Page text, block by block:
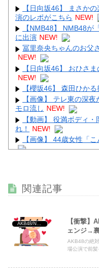
Powered by livedoor 相
【日向坂46】 まさか
演のレポがこちら NEW!
【NMB48】 NMB48が
に出演 NEW!
冨里奈央ちゃんのお父
NEW!
【日向坂46】 おひさ
NEW!
【櫻坂46】 森田ひか
【画像】 テレ東の深
モロ流し NEW!
【動画】 役満ボディ
れ！
NEW!
【画像】 44歳女性「
【画像】 男の87%は
果ｗｗｗｗｗｗ
Powered by livedoor
関連記事
【衝撃】
ェンジ→
AKB48の絶
場公演で前髪